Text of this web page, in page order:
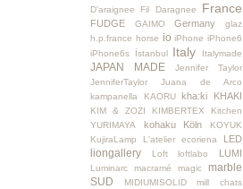
D'araignee
Fil Daragnee France
FUDGE GAIMO Germany
glaz
h.p.france horse io iPhone iPhone6
iPhone6s
İstanbul Italy Italymade
JAPAN MADE
Jennifer Taylor
JenniferTaylor
Juana de Arco
kampanella
KAORU kha:ki KHAKI
KIM & ZOZI KIMBERTEX
Kitchen
YURIMAYA
kohaku Köln
KOYUK
KujiraLamp
L'atelier ecoriena LED
liongallery Loft loftlabo LUMI
Luminarc macramé magic
marble
SUD
MIDIUMISOLID mill chats